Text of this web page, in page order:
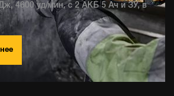
4600 уд/мин, с 2 АКБ 5 Ач и ЗУ, в